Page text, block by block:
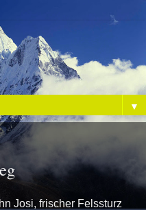
▼
Josi, frischer Felssturz